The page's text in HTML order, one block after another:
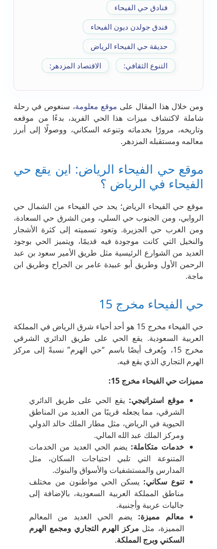
فنادق حي الفيحاء
فندق جولدن ديون الفيحاء
حديقة حي الفيحاء الرياض
التنوع الثقافي:
الاقتصاد المزدهر:
ومن خلال هذا المقال على موقع معلومة، سنغوص في رحلة
شاملة لاكتشاف ميزات هذا الحي الفريد، بدءًا من موقعه
وتاريخه، مرورًا بخدماته وتنوعه السكاني، ووصولًا إلى أبرز
معالمه ومستقبله المزدهر.
موقع حي الفيحاء الرياض: اين يقع حي
الفيحاء في الرياض ؟
موقع حي الفيحاء الرياض؛ يحد حي الفيحاء من الشمال حي
الروابي، ومن الجنوب حي السلي، ومن الشرق حي السعادة،
ومن الغرب حي الجزيرة. وتعود تسميته إلى كثرة الأشجار
والنخيل التي كانت موجودة فيه قديمًا، ويتميز الحي بوجود
العديد من الشوارع الرئيسية مثل طريق الأمير سعود بن عبد
الرحمن الأول وطريق أبو عبيدة عامر بن الجراح وطريق ابن
ماجة.
حي الفيحاء مخرج 15
حي الفيحاء مخرج 15 هو أحد أحياء شرق الرياض في المملكة
العربية السعودية. يقع الحي على طريق الدائري الشرقي
مخرج 15، ويُعرف أيضًا باسم “حي الهرم” نسبةً إلى مركز
الهرم التجاري الذي يقع فيه.
مميزات حي الفيحاء مخرج 15
:
موقع استراتيجي: يقع الحي على طريق الدائري
الشرقي، مما يجعله قريبًا من العديد من المناطق
الحيوية في الرياض، مثل مطار الملك خالد الدولي
ومركز الملك عبد الله المالي.
خدمات متكاملة: يضم الحي العديد من الخدمات
المتنوعة التي تلبي احتياجات السكان، مثل
المدارس والمستشفيات والأسواق والبنوك.
تنوع سكاني: يسكن الحي مواطنون من مختلف
مناطق المملكة العربية السعودية، بالإضافة إلى
جاليات عربية وأجنبية.
معالم مميزة: يضم الحي العديد من المعالم
المميزة، مثل مركز الهرم التجاري ومجمع الهرم
السكني وبرج المملكة.